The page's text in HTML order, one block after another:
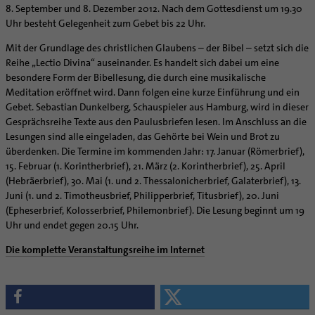
Katholisch heiraten
Wissenswertes zur Hochzeit
Ideen für die Hochzeitsfeier
Trausprüche aus der Bibel
Hochzeits-Symbole
Lebensende
Wo ist der richtige Platz zum Sterben?
Hospiz-Seelsorge
Exerzitien
Kontemplation
Auszeit
Geistliche Begleitung
Lebens- und Glaubensorte
Spirituelle Teambegleitung
Unterstützungsangebote für Seelsorgende
Seelsorgefelder
Frauen
Männer
Queersensible Seelsorge
City- und Passanten
Arbeitnehmer
Altenheim | Senioren
Menschen mit Behinderung
Muttersprachen
Hospiz
Internet- und Telefon
Glaubenswege
Begleitung und Vernetzung
Team
Newsletter
Weitere Infos
Berufe in der Kirche
Raum für Vielfalt
Diakone
Gemeindereferent:in
Pastorale:r Mitarbeiter:in
Pastoralreferent:in
Priester
Kirchenmusiker:in
Religionslehrer:in
Orden | Gemeinschaften
Frauenorden
Männerorden
Geistliche Gemeinschaften
Ritterorden
Ordo virginum
Bischöfliche Stiftung Gemeinsam für das Leben
Schulpastoral
Hochschulpastoral
Religionsunterricht
Service
Stellenanzeigen
Bistumsarchiv
Projekte
Bestände
Buchreihen
Gemeindeservice
Digitaler Lesesaal
Verein für Geschichte und Kunst im Bistum Hildesheim
Dombibliothek Hildesheim
Bundeskonferenz der kirchlichen Archive in Deutschland
Katholische Akademie des Bistums Hildesheim
Stärkung der Demokratie | Einsatz gegen Diskriminierung
LÜCHTENHOF
Familienbildungsstätten
Katholische Erwachsenenbildung
Forschungsinstitut für Philosophie Hannover
Weltkirche
Projektförderung
Internationale Freiwilligendienste
Aus dem Bistum in die Welt
Infobrief Weltkirche
missio-Regionalstelle
Bolivienkommission
Café Bolivia
Beratung Direktpartnerschaften
Finanzielle Förderung der Bolivienpartnerschaft
Ökologische Fonds
Politische Lobbyarbeit
Partnerschaftsvereinbarung
Bolivienpartnerschaft Bistum Trier
Bolivienreise mit Bischof Heiner
Bolivientag 2026
Internationale Freiwilligendienste
Aktuelles
Rückkehrenden-Engagement (ehemalige Freiwillige)
Outgoing
Incoming
Taizé-Fahrt Herbst 2026
Katholische Büros
Schöpfungsgerecht 2035
Wir machen Kirche - schöpfungsgerecht
Biologische Vielfalt
Engagiert in der Gesellschaft
Energetisches Sanieren
Fördermittel finden
Mobilität
Ökotheologie
Schöpfungsspiritualität
Aktuelles
Angebote
Abenteuer Glaube
Unterstützung für Pfarreien und Einrichtungen
Prävention
Fortbildungen
Stellenangebote
Liturgie und Kirchenmusik
Lokale Kirchenentwicklung
#diegruenegemeinde
Internationale Freiwilligendienste
Netzwerk ChancenGleich
Büchereien
Newsletter
Unterstützungsangebot für Seelsorgende
Materialien
Aktuelles
Altersvorsorge und Ruhestand
Arbeitshilfen
Bistumsatlas
Beruf und Familie
KODA
Direktorium
Mitarbeitervertretung
Institutionelles Schutzkonzept
Kirchlicher Anzeiger
Schematismus
8. September und 8. Dezember 2012. Nach dem Gottesdienst um 19.30
Uhr besteht Gelegenheit zum Gebet bis 22 Uhr.
Mit der Grundlage des christlichen Glaubens – der Bibel – setzt sich die
Reihe „Lectio Divina“ auseinander. Es handelt sich dabei um eine
besondere Form der Bibellesung, die durch eine musikalische
Meditation eröffnet wird. Dann folgen eine kurze Einführung und ein
Gebet. Sebastian Dunkelberg, Schauspieler aus Hamburg, wird in dieser
Gesprächsreihe Texte aus den Paulusbriefen lesen. Im Anschluss an die
Lesungen sind alle eingeladen, das Gehörte bei Wein und Brot zu
überdenken. Die Termine im kommenden Jahr: 17. Januar (Römerbrief),
15. Februar (1. Korintherbrief), 21. März (2. Korintherbrief), 25. April
(Hebräerbrief), 30. Mai (1. und 2. Thessalonicherbrief, Galaterbrief), 13.
Juni (1. und 2. Timotheusbrief, Philipperbrief, Titusbrief), 20. Juni
(Epheserbrief, Kolosserbrief, Philemonbrief). Die Lesung beginnt um 19
Uhr und endet gegen 20.15 Uhr.
Die komplette Veranstaltungsreihe im Internet